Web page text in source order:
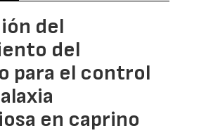
del
del
para el control
en caprino